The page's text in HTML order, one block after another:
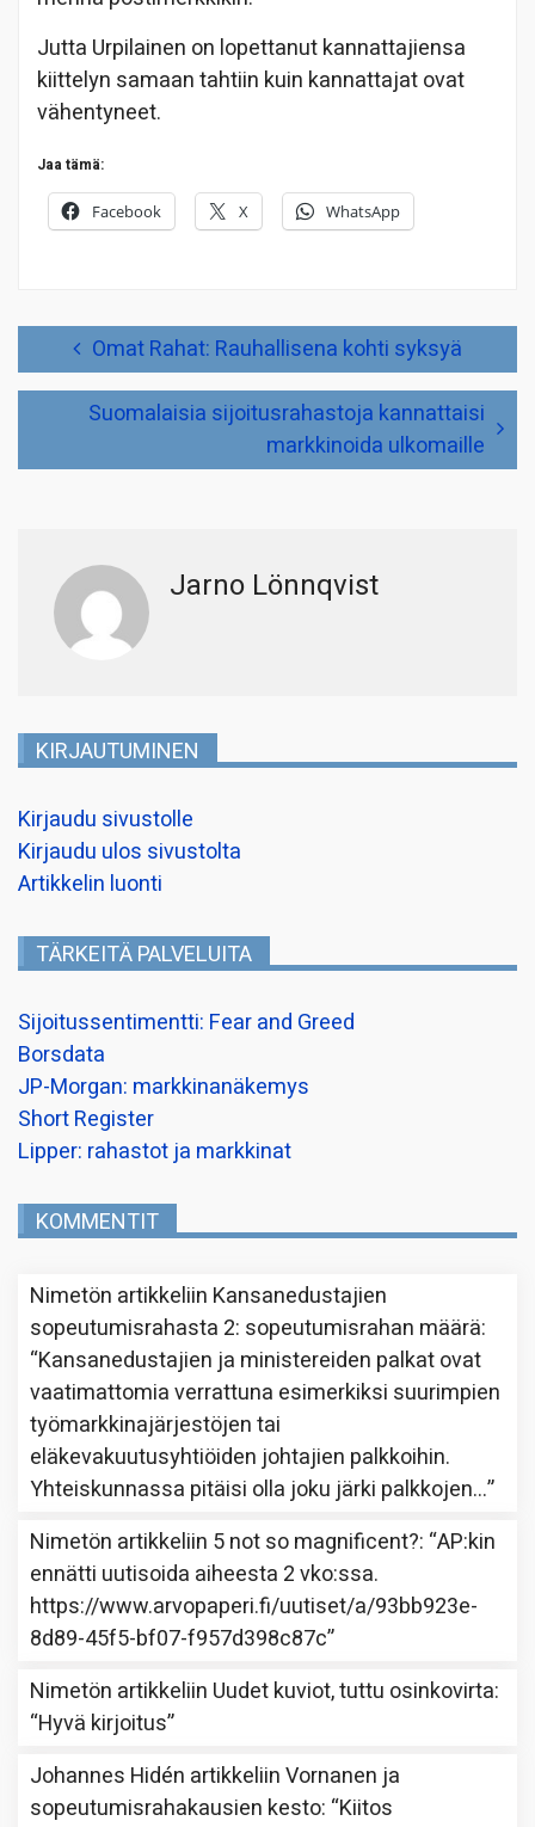
Jutta Urpilainen on lopettanut kannattajiensa
kiittelyn samaan tahtiin kuin kannattajat ovat
vähentyneet.
Jaa tämä:
Facebook X WhatsApp
ArtikkelienOmat Rahat: Rauhallisena kohti syksyä
Suomalaisia sijoitusrahastoja kannattaisi
markkinoida ulkomaille
Jarno Lönnqvist
KIRJAUTUMINEN
Kirjaudu sivustolle
Kirjaudu ulos sivustolta
Artikkelin luonti
TÄRKEITÄ PALVELUITA
Sijoitussentimentti: Fear and Greed
Borsdata
JP-Morgan: markkinanäkemys
Short Register
Lipper: rahastot ja markkinat
KOMMENTIT
Nimetön artikkeliin Kansanedustajien
sopeutumisrahasta 2: sopeutumisrahan määrä:
“Kansanedustajien ja ministereiden palkat ovat
vaatimattomia verrattuna esimerkiksi suurimpien
työmarkkinajärjestöjen tai
eläkevakuutusyhtiöiden johtajien palkkoihin.
Yhteiskunnassa pitäisi olla joku järki palkkojen…”
Nimetön artikkeliin 5 not so magnificent?: “AP:kin
ennätti uutisoida aiheesta 2 vko:ssa.
https://www.arvopaperi.fi/uutiset/a/93bb923e-
8d89-45f5-bf07-f957d398c87c”
Nimetön artikkeliin Uudet kuviot, tuttu osinkovirta:
“Hyvä kirjoitus”
Johannes Hidén artikkeliinVornanen ja
sopeutumisrahakausien kesto: “Kiitos